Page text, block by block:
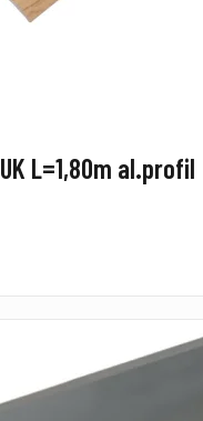
L=1,80m al.profil